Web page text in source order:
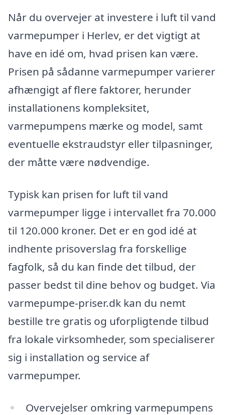
Når du overvejer at investere i luft til vand
varmepumper i Herlev, er det vigtigt at
have en idé om, hvad prisen kan være.
Prisen på sådanne varmepumper varierer
afhængigt af flere faktorer, herunder
installationens kompleksitet,
varmepumpens mærke og model, samt
eventuelle ekstraudstyr eller tilpasninger,
der måtte være nødvendige.
Typisk kan prisen for luft til vand
varmepumper ligge i intervallet fra 70.000
til 120.000 kroner. Det er en god idé at
indhente prisoverslag fra forskellige
fagfolk, så du kan finde det tilbud, der
passer bedst til dine behov og budget. Via
varmepumpe-priser.dk kan du nemt
bestille tre gratis og uforpligtende tilbud
fra lokale virksomheder, som specialiserer
sig i installation og service af
varmepumper.
Overvejelser omkring varmepumpens